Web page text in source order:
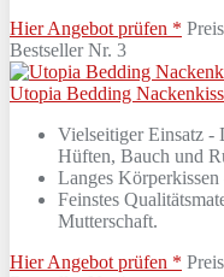
Hier Angebot prüfen *
Bestseller Nr. 3
Utopia Bedding
Vielseitiger Einsatz -
Hüften, Bauch und
Langes
Feinstes
Mutterschaft.
Hier Angebot prüfen *